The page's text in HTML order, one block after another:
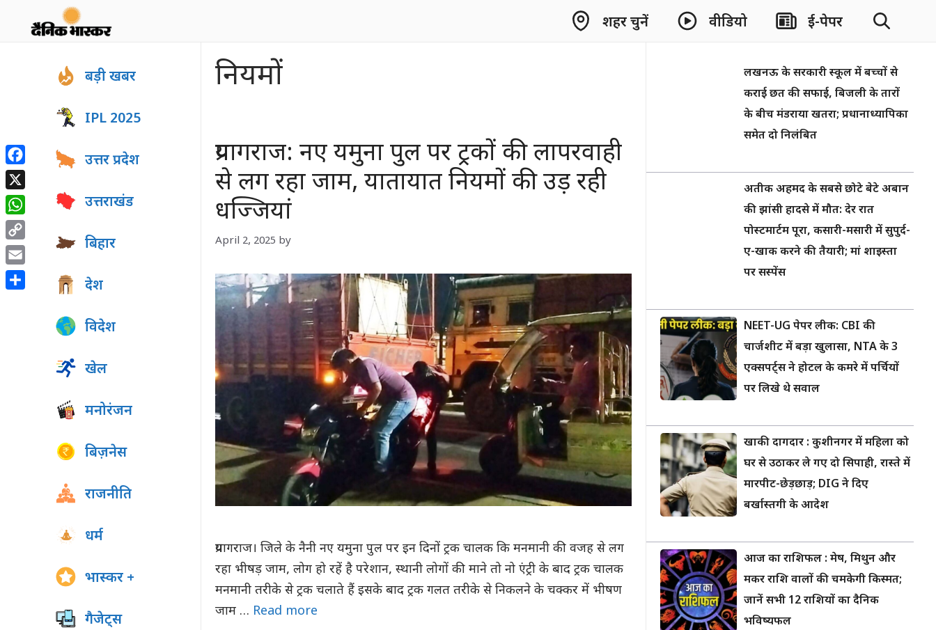
शहर चुनें वीडियो ई-पेपर
नियमों
प्रयागराज: नए यमुना पुल पर ट्रकों की लापरवाही
से लग रहा जाम, यातायात नियमों की उड़ रही
धज्जियां
April 2, 2025 by
प्रयागराज। जिले के नैनी नए यमुना पुल पर इन दिनों ट्रक चालक कि मनमानी की वजह से लग
रहा भीषड़ जाम, लोग हो रहें है परेशान, स्थानी लोगों की माने तो नो एंट्री के बाद ट्रक चालक
मनमानी तरीके से ट्रक चलाते हैं इसके बाद ट्रक गलत तरीके से निकलने के चक्कर में भीषण
जाम … Read more
बड़ी खबर
IPL 2025
उत्तर प्रदेश
उत्तराखंड
बिहार
देश
विदेश
खेल
मनोरंजन
बिज़नेस
राजनीति
धर्म
भास्कर +
गैजेट्स
लखनऊ के सरकारी स्कूल में बच्चों से
कराई छत की सफाई, बिजली के तारों
के बीच मंडराया खतरा; प्रधानाध्यापिका
समेत दो निलंबित
अतीक अहमद के सबसे छोटे बेटे अबान
की झांसी हादसे में मौत: देर रात
पोस्टमार्टम पूरा, कसारी-मसारी में सुपुर्द-
ए-खाक करने की तैयारी; मां शाइस्ता
पर सस्पेंस
NEET-UG पेपर लीक: CBI की
चार्जशीट में बड़ा खुलासा, NTA के 3
एक्सपर्ट्स ने होटल के कमरे में पर्चियों
पर लिखे थे सवाल
खाकी दागदार : कुशीनगर में महिला को
घर से उठाकर ले गए दो सिपाही, रास्ते में
मारपीट-छेड़छाड़; DIG ने दिए
बर्खास्तगी के आदेश
आज का राशिफल : मेष, मिथुन और
मकर राशि वालों की चमकेगी किस्मत;
जानें सभी 12 राशियों का दैनिक
भविष्यफल
Facebook
X
WhatsApp
Copy
Link
Email